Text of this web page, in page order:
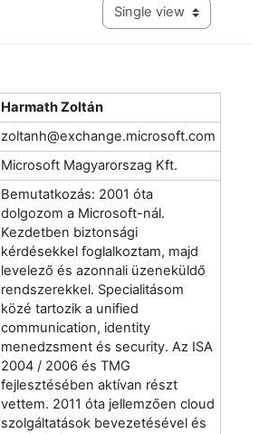
View mode tertiary
Harmath Zoltán
zoltanh@exchange.microsoft.com
Microsoft Magyarorszag Kft.
Bemutatkozás: 2001 óta
dolgozom a Microsoft-nál.
Kezdetben biztonsági
kérdésekkel foglalkoztam, majd
levelező és azonnali üzeneküldő
rendszerekkel. Specialitásom
közé tartozik a unified
communication, identity
menedzsment és security. Az ISA
2004 / 2006 és TMG
fejlesztésében aktívan részt
vettem. 2011 óta jellemzően cloud
szolgáltatások bevezetésével és